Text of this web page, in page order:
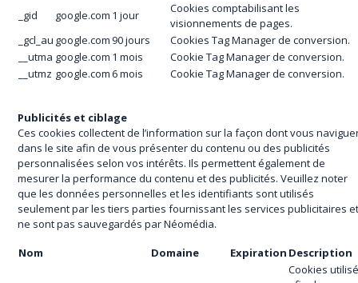
_gid
google.com 1 jour
Cookies comptabilisant les
visionnements de pages.
_gcl_au google.com90 jours
Cookies Tag Manager de conversion.
__utma google.com 1 mois
Cookie Tag Manager de conversion.
__utmz google.com 6 mois Cookie Tag Manager de conversion.
Publicités et ciblage
Ces cookies collectent de l’information sur la façon dont vous
dans le site afin de vous présenter du contenu ou des publicités
personnalisées selon vos intérêts. Ils permettent également de
mesurer la performance du contenu et des publicités. Veuillez noter
que les données personnelles et les identifiants sont utilisés
seulement par les tiers parties fournissant les services publicitaires
ne sont pas sauvegardés par Néomédia.
Nom
Domaine Expiration Description
Cookies